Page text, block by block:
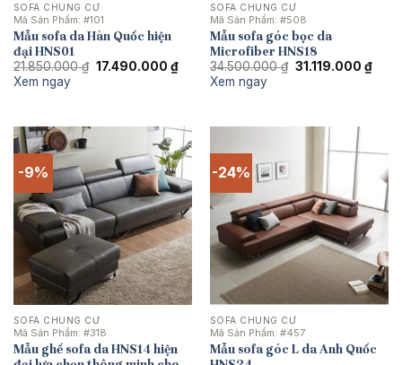
SOFA CHUNG CƯ
Mã Sản Phẩm: #101
Mẫu sofa da Hàn Quốc hiện
đại HNS01
21.850.000₫ Giá
17.490.000 ₫Giá
hiện
Xem ngay
SOFA CHUNG CƯ
Mã Sản Phẩm: #508
Mẫu sofa góc bọc da
Microfiber HNS18
34.500.000₫ Giá
31.119.000 ₫Giá
hiện
Xem ngay
-9%
SOFA CHUNG CƯ
Mã Sản Phẩm: #318
Mẫu ghế sofa da HNS14 hiện
-24%
SOFA CHUNG CƯ
Mã Sản Phẩm: #457
Mẫu sofa góc L da Anh Quốc